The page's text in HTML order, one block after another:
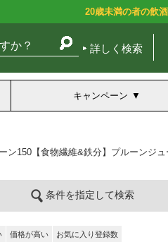
20歳未満の者の飲
詳しく検索
キャンペーン
ン150【食物繊維&鉄分】プルーンジュ
条件を指定して検索
価格が高い お気に入り登録数